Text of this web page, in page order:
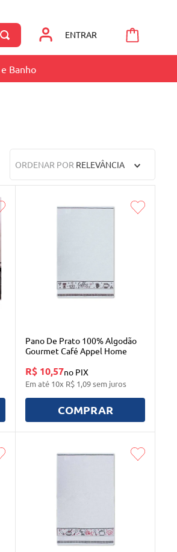
ENTRAR
Banho
ORDENAR POR RELEVÂNCIA
Pano De Prato 100% Algodão
Gourmet Café Appel Home
R$ 10,57no PIX
Em até 10x R$ 1,09sem juros
COMPRAR